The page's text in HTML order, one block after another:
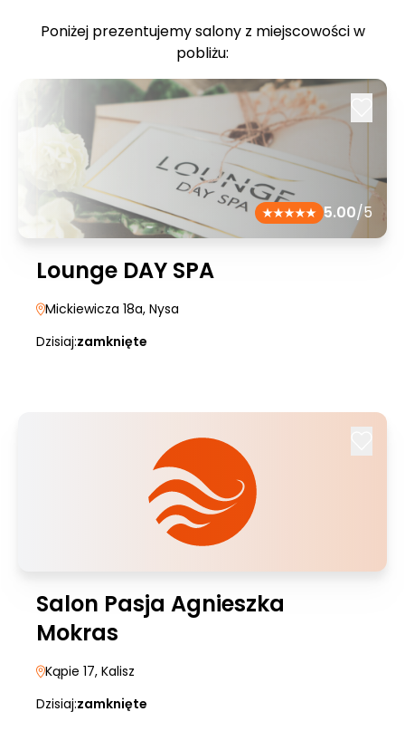
Poniżej prezentujemy salony z miejscowości w
pobliżu:
5.00/5
Lounge DAY SPA
Mickiewicza 18a, Nysa
Dzisiaj:zamknięte
Salon Pasja Agnieszka
Mokras
Kąpie 17, Kalisz
Dzisiaj:zamknięte